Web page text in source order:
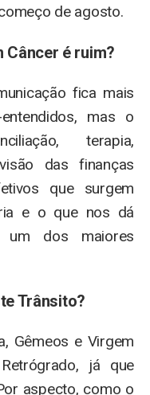
de agosto.
é ruim?
fica mais
mas o
terapia,
das finanças
que surgem
e o que nos dá
um dos maiores
Trânsito?
Gêmeos e Virgem
já que
aspecto, como o